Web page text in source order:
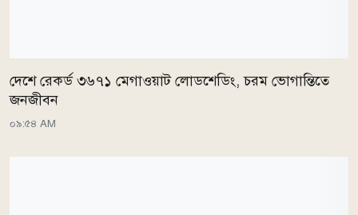
দেশে রেকর্ড ৩৬৭১ মেগাওয়াট লোডশেডিং, চরম ভোগান্তিতে
জনজীবন
০৯:৫৪ AM